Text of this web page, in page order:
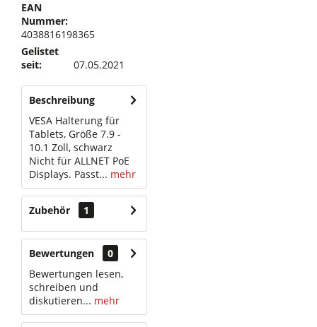
EAN
Nummer:
4038816198365
Gelistet
seit:
07.05.2021
Beschreibung
VESA Halterung für
Tablets, Größe 7.9 -
10.1 Zoll, schwarz
Nicht für ALLNET PoE
Displays. Passt... mehr
Zubehör 1
Bewertungen
0
Bewertungen lesen,
schreiben und
diskutieren... mehr